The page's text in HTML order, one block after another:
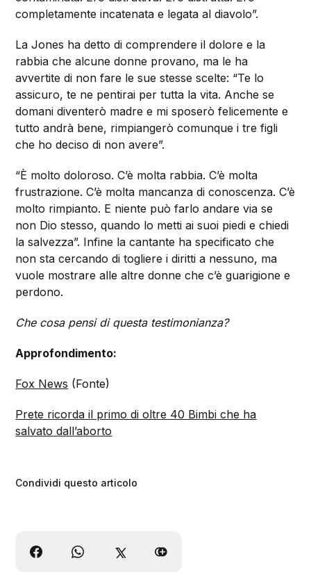
completamente incatenata e legata al diavolo”.
La Jones ha detto di comprendere il dolore e la
rabbia che alcune donne provano, ma le ha
avvertite di non fare le sue stesse scelte: “Te lo
assicuro, te ne pentirai per tutta la vita. Anche se
domani diventerò madre e mi sposerò felicemente e
tutto andrà bene, rimpiangerò comunque i tre figli
che ho deciso di non avere”.
“È molto doloroso. C’è molta rabbia. C’è molta
frustrazione. C’è molta mancanza di conoscenza. C’è
molto rimpianto. E niente può farlo andare via se
non Dio stesso, quando lo metti ai suoi piedi e chiedi
la salvezza”. Infine la cantante ha specificato che
non sta cercando di togliere i diritti a nessuno, ma
vuole mostrare alle altre donne che c’è guarigione e
perdono.
Che cosa pensi di questa testimonianza?
Approfondimento:
Fox News (Fonte)
Prete ricorda il primo di oltre 40 Bimbi che ha
salvato dall’aborto
Condividi questo articolo